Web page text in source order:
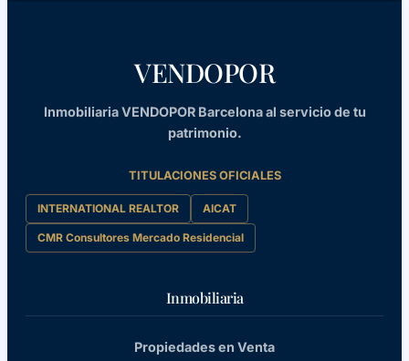
VENDOPOR
Inmobiliaria VENDOPOR Barcelona al servicio de tu
patrimonio.
TITULACIONES OFICIALES
INTERNATIONAL REALTOR AICAT
CMR Consultores Mercado Residencial
Inmobiliaria
Propiedades en Venta